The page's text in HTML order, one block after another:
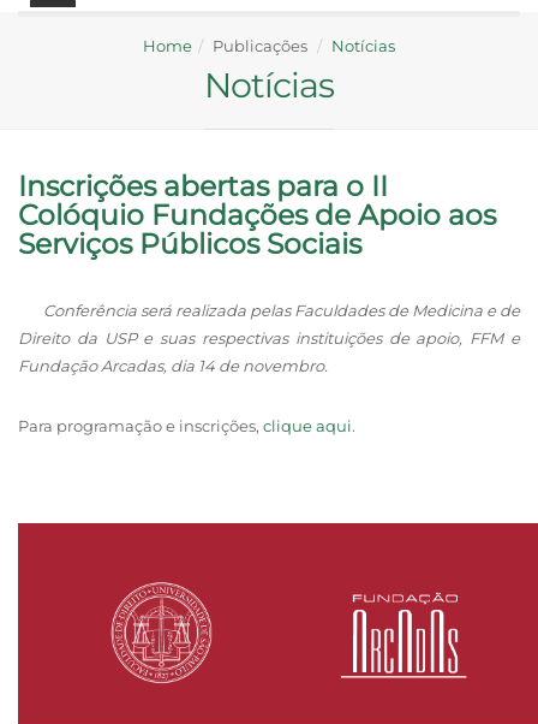
Home Publicações Notícias
Notícias
Inscrições abertas para o II
Colóquio Fundações de Apoio aos
Serviços Públicos Sociais
Conferência será realizada pelas Faculdades de Medicina e de
Direito da USP e suas respectivas instituições de apoio, FFM e
Fundação Arcadas, dia 14 de novembro.
Para programação e inscrições, clique aqui.